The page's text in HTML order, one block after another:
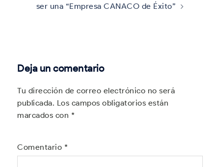
ser una “Empresa CANACO de Éxito”
Deja un comentario
Tu dirección de correo electrónico no será
publicada. Los campos obligatorios están
marcados con *
Comentario *